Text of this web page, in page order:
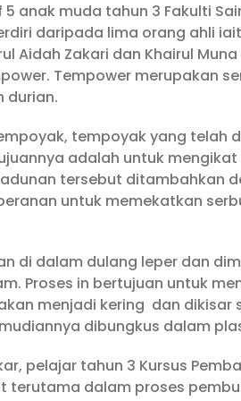
anak muda tahun 3 Fakulti
daripada lima orang ahli
Aidah Zakari dan Khairul
Tempower merupakan
durian.
tempoyak yang telah
adalah untuk
tersebut ditambahkan
untuk memekatkan
di dalam dulang leper dan
Proses in bertujuan untuk
menjadi kering dan dikisar
dibungkus dalam
pelajar tahun 3 Kursus
terutama dalam proses